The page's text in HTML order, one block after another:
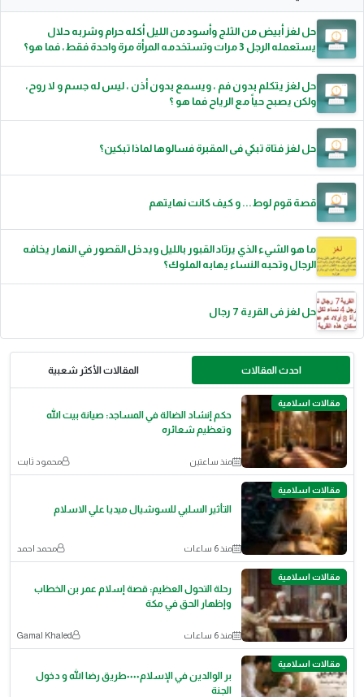
حل لغز أبيض من الثلج وأسود من الليل أكله حرام وشربه حلال
يستعمله الرجل 3 مرات وتستخدمه المرأة مرة واحدة فقط، فما هو؟
حل لغز يتكلم بدون فم ، ويسمع بدون أذن ، ليس له جسم و لا روح،
ولكن يصبح حياً مع الرياح فما هو ؟
حل لغز فتاة تبكي فى المقبرة فسالوها لماذا تبكين؟
قصة قوم لوط... و كيف كانت نهايتهم
ما هو الشيء الذي يرتاد القبور بالليل ويدخل القصور في النهار يخافه
الرجال وتحبه النساء يهابه الملوك؟
حل لغز فى القرية 7 رجال
احدث المقالات المقالات الأكثر شعبية
مقالات اسلامية
حكم إنشاد الضالة في المساجد: صيانة بيت الله
وتعظيم شعائره
منذ ساعتين محمود ثابت
مقالات اسلامية
التأثير السلبي للسوشيال ميديا علي الاسلام
منذ 6 ساعات محمد احمد
مقالات اسلامية
رحلة التحول العظيم: قصة إسلام عمر بن الخطاب
وإظهار الحق في مكة
منذ 6 ساعات Gamal Khaled
مقالات اسلامية
بر الوالدين في الإسلام٠٠٠٠طريق رضا الله و دخول
الجنة